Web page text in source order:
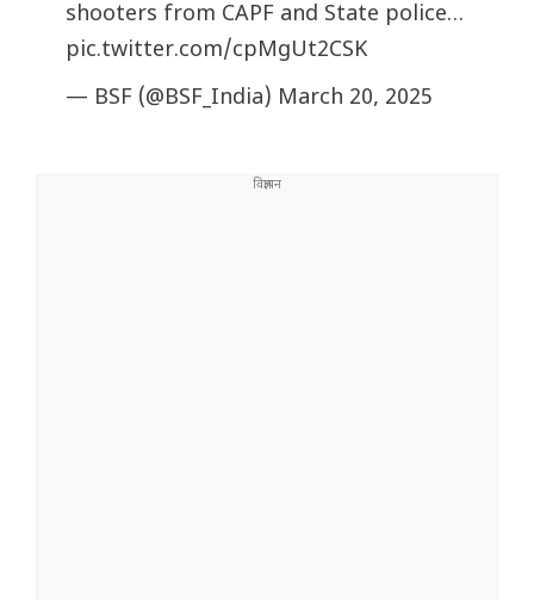
shooters from CAPF and State police…
pic.twitter.com/cpMgUt2CSK
— BSF (@BSF_India) March 20, 2025